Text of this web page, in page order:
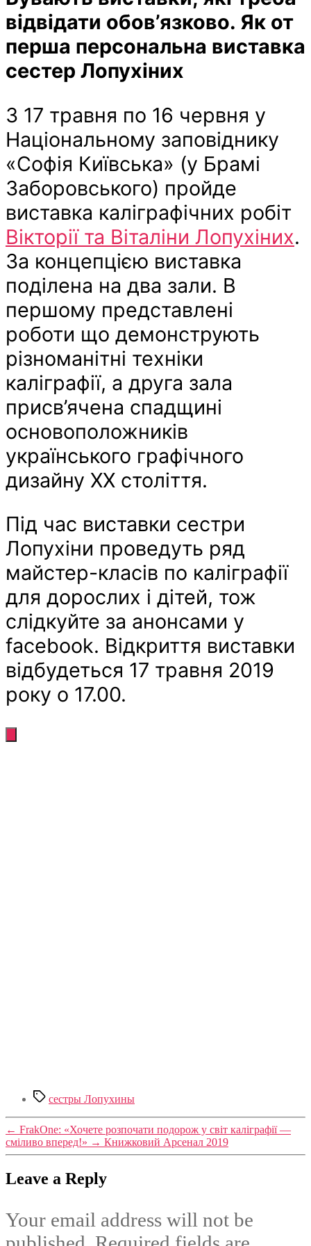
відвідати обов’язково. Як от
перша персональна виставка
сестер Лопухіних
З 17 травня по 16 червня у
Національному заповіднику
«Софія Київська» (у Брамі
Заборовського) пройде
виставка каліграфічних робіт
Вікторії та Віталіни Лопухіних.
За концепцією виставка
поділена на два зали. В
першому представлені
роботи що демонструють
різноманітні техніки
каліграфії, а друга зала
присв’ячена спадщині
основоположників
українського графічного
дизайну ХХ століття.
Під час виставки сестри
Лопухіни проведуть ряд
майстер-класів по каліграфії
для дорослих і дітей, тож
слідкуйте за анонсами у
facebook. Відкриття виставки
відбудеться 17 травня 2019
року о 17.00.
Tagsсестры Лопухины
← FrakOne: «Хочете розпочати подорож у світ каліграфії —
сміливо вперед!» → Книжковий Арсенал 2019
Leave a Reply
Your email address will not be